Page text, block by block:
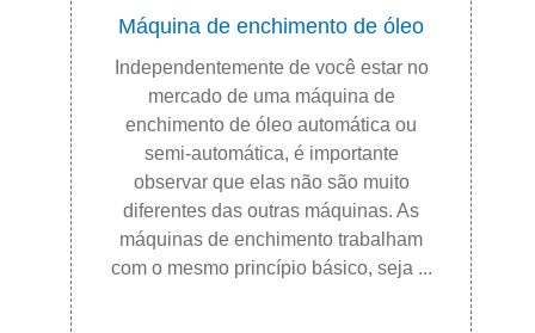
Máquina de enchimento de óleo
Independentemente de você estar no
mercado de uma máquina de
enchimento de óleo automática ou
semi-automática, é importante
observar que elas não são muito
diferentes das outras máquinas. As
máquinas de enchimento trabalham
com o mesmo princípio básico, seja ...